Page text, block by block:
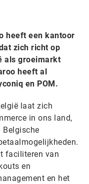
heeft een kantoor
zich richt op
als groeimarkt
heeft al
en POM.
laat zich
in ons land,
Belgische
faciliteren van
en
en het